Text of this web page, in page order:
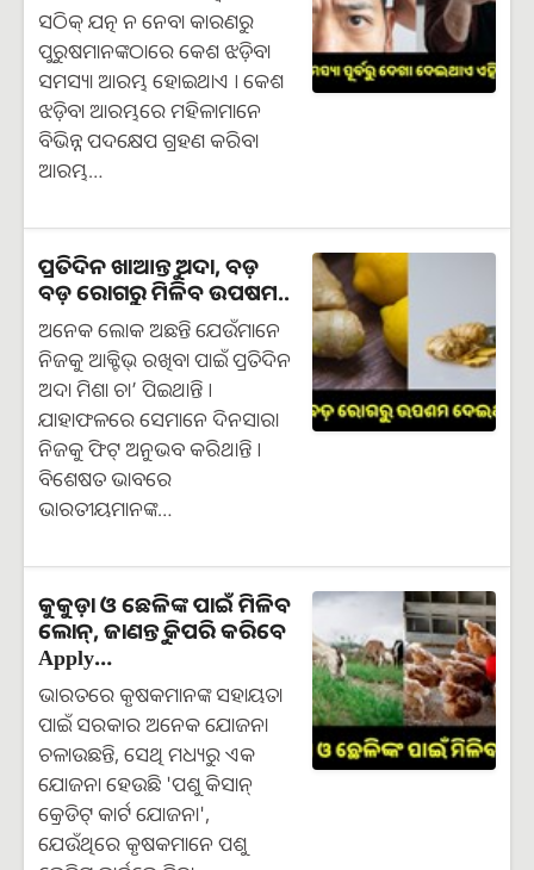
ସଠିକ୍ ଯତ୍ନ ନ ନେବା କାରଣରୁ
ପୁରୁଷମାନଙ୍କଠାରେ କେଶ ଝଡ଼ିବା
ସମସ୍ୟା ଆରମ୍ଭ ହୋଇଥାଏ । କେଶ
ଝଡ଼ିବା ଆରମ୍ଭରେ ମହିଳାମାନେ
ବିଭିନ୍ନ ପଦକ୍ଷେପ ଗ୍ରହଣ କରିବା
ଆରମ୍ଭ…
ପ୍ରତିଦିନ ଖାଆନ୍ତୁ ଅଦା, ବଡ଼
ବଡ଼ ରୋଗରୁ ମିଳିବ ଉପଷମ..
ଅନେକ ଲୋକ ଅଛନ୍ତି ଯେଉଁମାନେ
ନିଜକୁ ଆକ୍ଟିଭ୍ ରଖିବା ପାଇଁ ପ୍ରତିଦିନ
ଅଦା ମିଶା ଚା’ ପିଇଥାନ୍ତି ।
ଯାହାଫଳରେ ସେମାନେ ଦିନସାରା
ନିଜକୁ ଫିଟ୍ ଅନୁଭବ କରିଥାନ୍ତି ।
ବିଶେଷତ ଭାବରେ
ଭାରତୀୟମାନଙ୍କ…
କୁକୁଡ଼ା ଓ ଛେଳିଙ୍କ ପାଇଁ ମିଳିବ
ଲୋନ୍, ଜାଣନ୍ତୁ କିପରି କରିବେ
Apply…
ଭାରତରେ କୃଷକମାନଙ୍କ ସହାୟତା
ପାଇଁ ସରକାର ଅନେକ ଯୋଜନା
ଚଳାଉଛନ୍ତି, ସେଥି ମଧ୍ୟରୁ ଏକ
ଯୋଜନା ହେଉଛି 'ପଶୁ କିସାନ୍
କ୍ରେଡିଟ୍ କାର୍ଟ ଯୋଜନା',
ଯେଉଁଥିରେ କୃଷକମାନେ ପଶୁ